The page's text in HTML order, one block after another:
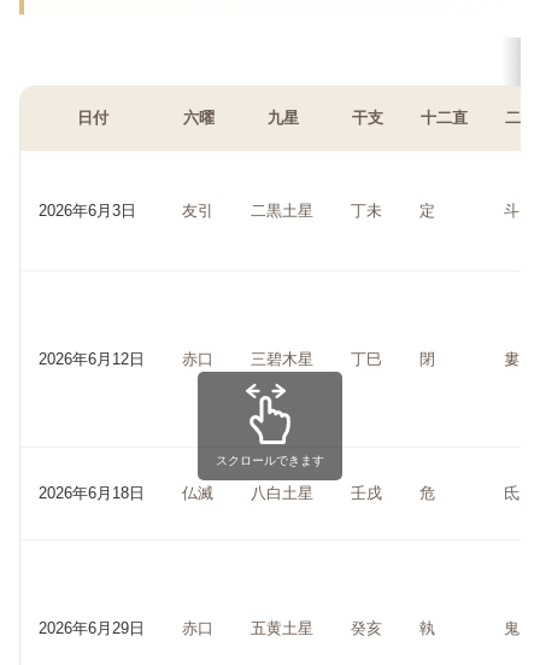
日付 六曜 九星 干支 十二直 二十
2026年6月3日 友引 二黒土星 丁未 定 斗
2026年6月12日 赤口 三碧木星 丁巳 閉 婁
2026年6月18日 仏滅 八白土星 壬戌 危 氐
2026年6月29日 赤口 五黄土星 癸亥 執 鬼
スクロールできます